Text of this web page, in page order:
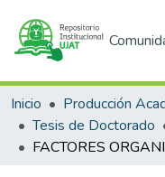
Inicio
Tesis de Doctorado